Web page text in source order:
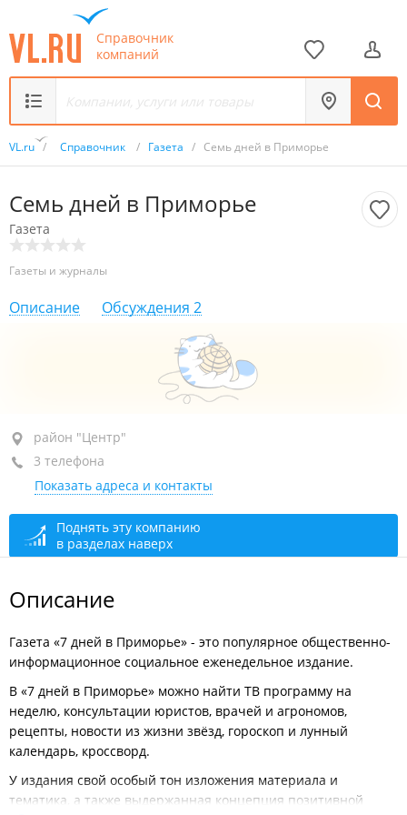
Справочник
компаний
VL.ru / Справочник / Газета / Семь дней в Приморье
Семь дней в Приморье
Газета
Газеты и журналы
Описание Обсуждения 2
район "Центр", ул. Уборевича, 20А
БЦ "Дом радио", оф. 405
+7 (423) 241-56-45редакция
+7 (423) 241-56-00приёмная
+7 (423) 249-88-00рекламный отдел
район "Центр"
3 телефона
Показать адреса и контакты
Поднять эту компанию
в разделах наверх
Описание
Газета «7 дней в Приморье» - это популярное общественно-
информационное социальное еженедельное издание.
В «7 дней в Приморье» можно найти ТВ программу на
неделю, консультации юристов, врачей и агрономов,
рецепты, новости из жизни звёзд, гороскоп и лунный
календарь, кроссворд.
У издания свой особый тон изложения материала и
тематика, а также выдержанная концепция позитивной